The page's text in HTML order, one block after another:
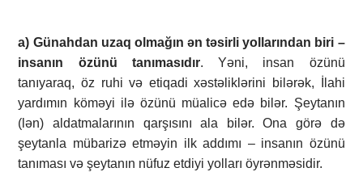
a) Günahdan uzaq olmağın ən təsirli yollarından biri –
insanın özünü tanımasıdır. Yəni, insan özünü
tanıyaraq, öz ruhi və etiqadi xəstəliklərini bilərək, İlahi
yardımın köməyi ilə özünü müalicə edə bilər. Şeytanın
(lən) aldatmalarının qarşısını ala bilər. Ona görə də
şeytanla mübarizə etməyin ilk addımı – insanın özünü
tanıması və şeytanın nüfuz etdiyi yolları öyrənməsidir.